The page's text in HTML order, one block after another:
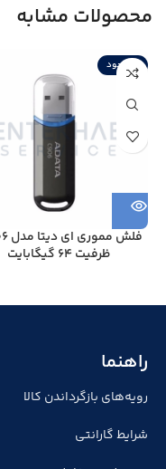
محصولات مشابه
ناموجود
ظرفیت 64 گیگابایت
راهنما
رویه‌های بازگرداندن کالا
شرایط گارانتی